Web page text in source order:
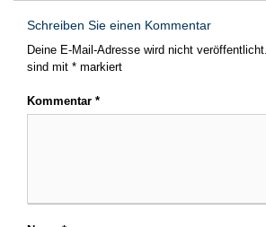
Schreiben Sie einen Kommentar
Deine E-Mail-Adresse wird nicht veröffentlicht.
sind mit * markiert
Kommentar *